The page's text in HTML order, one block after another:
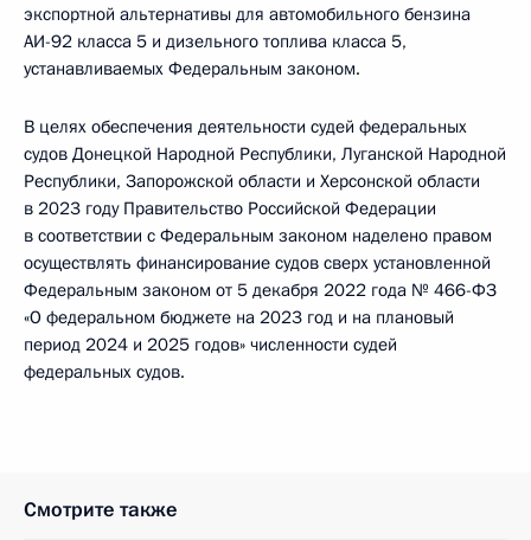
экспортной альтернативы для автомобильного бензина
АИ-92 класса 5 и дизельного топлива класса 5,
устанавливаемых Федеральным законом.
В целях обеспечения деятельности судей федеральных
судов Донецкой Народной Республики, Луганской Народной
Республики, Запорожской области и Херсонской области
в 2023 году Правительство Российской Федерации
в соответствии с Федеральным законом наделено правом
осуществлять финансирование судов сверх установленной
Федеральным законом от 5 декабря 2022 года № 466-ФЗ
«О федеральном бюджете на 2023 год и на плановый
период 2024 и 2025 годов» численности судей
федеральных судов.
Смотрите также